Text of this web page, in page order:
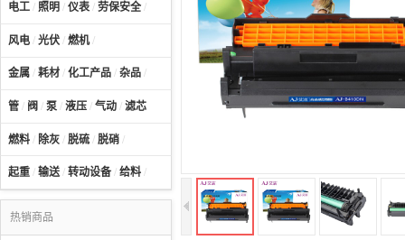
电工 / 照明 / 仪表 / 劳保安全 /
风电 / 光伏 / 燃机/
金属 / 耗材 / 化工产品 / 杂品 /
管 / 阀 / 泵 / 液压 / 气动 / 滤芯
燃料 / 除灰 / 脱硫 / 脱硝 /
起重 / 输送/ 转动设备 / 给料 /
热销商品